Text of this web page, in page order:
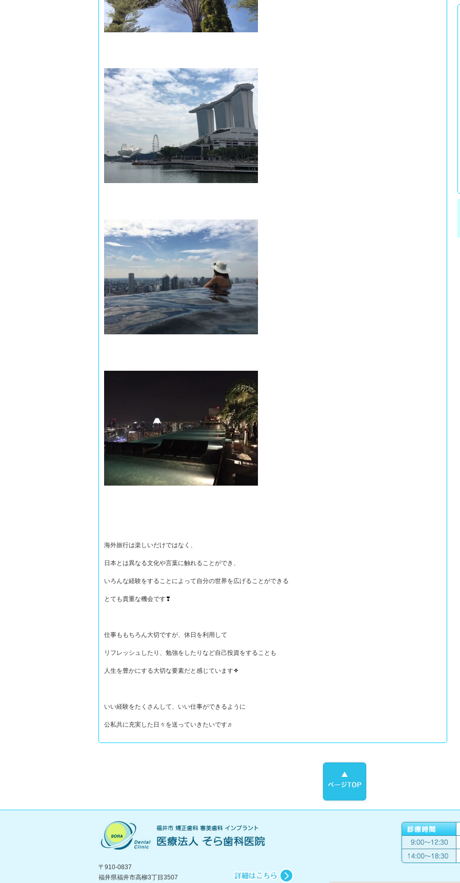
海外旅行は楽しいだけではなく、
日本とは異なる文化や言葉に触れることができ、
いろんな経験をすることによって自分の世界を広げることができる
とても貴重な機会です❣
仕事ももちろん大切ですが、休日を利用して
リフレッシュしたり、勉強をしたりなど自己投資をすることも
人生を豊かにする大切な要素だと感じています✧
いい経験をたくさんして、いい仕事ができるように
公私共に充実した日々を送っていきたいです♬
〒910-0837
福井県福井市高柳3丁目3507